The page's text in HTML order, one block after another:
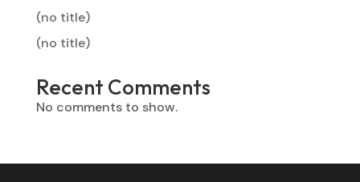
(no title)
(no title)
Recent Comments
No comments to show.